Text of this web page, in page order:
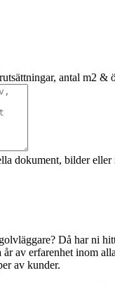
antal m2 &
dokument, bilder eller
Då har ni
av erfarenhet inom
av kunder.